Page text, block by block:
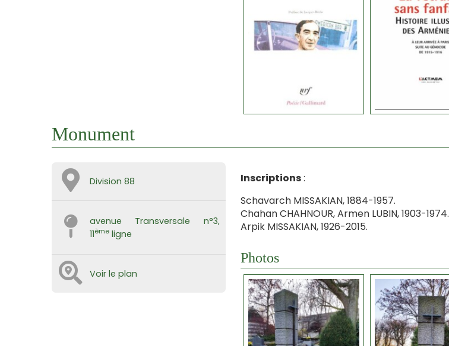
Monument
Division 88
avenue Transversale n°3,
11ème ligne
Voir le plan
Inscriptions:
Schavarch MISSAKIAN, 1884-1957.
Chahan CHAHNOUR, Armen LUBIN, 1903-1974.
Arpik MISSAKIAN, 1926-2015.
Photos